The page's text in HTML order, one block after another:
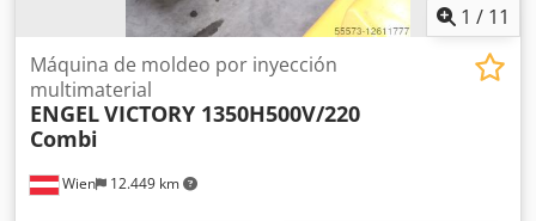
1 / 11
Wien 12.449 km
Máquina de moldeo por inyección
multimaterial
ENGELVICTORY 1350H500V/220
Combi